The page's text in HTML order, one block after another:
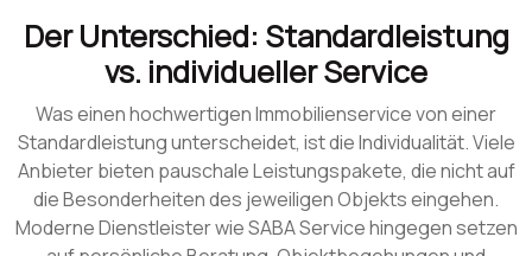
Der Unterschied: Standardleistung
vs. individueller Service
Was einen hochwertigen Immobilienservice von einer
Standardleistung unterscheidet, ist die Individualität. Viele
Anbieter bieten pauschale Leistungspakete, die nicht auf
die Besonderheiten des jeweiligen Objekts eingehen.
Moderne Dienstleister wie SABA Service hingegen setzen